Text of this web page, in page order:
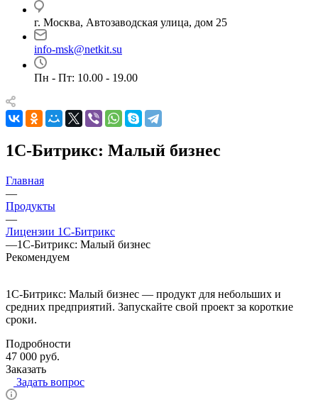
г. Москва, Автозаводская улица, дом 25
info-msk@netkit.su
Пн - Пт: 10.00 - 19.00
1С-Битрикс: Малый бизнес
Главная
—
Продукты
—
Лицензии 1С-Битрикс
—1С-Битрикс: Малый бизнес
Рекомендуем
1С-Битрикс: Малый бизнес — продукт для небольших и
средних предприятий. Запускайте свой проект за короткие
сроки.
Подробности
47 000 руб.
Заказать
Задать вопрос